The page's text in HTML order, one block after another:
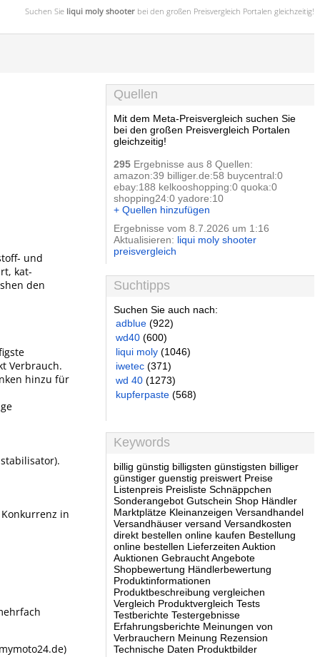
Suchen Sie liqui moly shooter bei den großen Preisvergleich Portalen gleichzeitig!
und
kat-
den
Verbrauch.
hinzu für
in
Quellen
Mit dem Meta-Preisvergleich suchen Sie
bei den großen Preisvergleich Portalen
gleichzeitig!
295 Ergebnisse aus 8 Quellen:
amazon:39 billiger.de:58 buycentral:0
ebay:188 kelkooshopping:0 quoka:0
shopping24:0 yadore:10
+ Quellen hinzufügen
Ergebnisse vom 8.7.2026 um 1:16
Aktualisieren: liqui moly shooter
preisvergleich
Suchtipps
Suchen Sie auch nach:
adblue (922)
wd40 (600)
liqui moly (1046)
iwetec (371)
wd 40 (1273)
kupferpaste (568)
Keywords
billig günstig billigsten günstigsten billiger
günstiger guenstig preiswert Preise
Listenpreis Preisliste Schnäppchen
Sonderangebot Gutschein Shop Händler
Marktplätze Kleinanzeigen Versandhandel
Versandhäuser versand Versandkosten
direkt bestellen online kaufen Bestellung
online bestellen Lieferzeiten Auktion
Auktionen Gebraucht Angebote
Shopbewertung Händlerbewertung
Produktinformationen
Produktbeschreibung vergleichen
Vergleich Produktvergleich Tests
Testberichte Testergebnisse
Erfahrungsberichte Meinungen von
Verbrauchern Meinung Rezension
Technische Daten Produktbilder